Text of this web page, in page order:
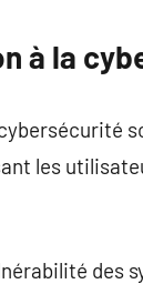
à la
les
des